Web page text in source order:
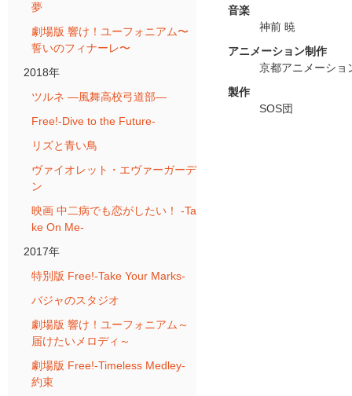
夢
劇場版 響け！ユーフォニアム〜
誓いのフィナーレ〜
2018年
ツルネ ―風舞高校弓道部―
Free!-Dive to the Future-
リズと青い鳥
ヴァイオレット・エヴァーガーデ
ン
映画 中二病でも恋がしたい！ -Ta
ke On Me-
2017年
特別版 Free!-Take Your Marks-
バジャのスタジオ
劇場版 響け！ユーフォニアム～
届けたいメロディ～
劇場版 Free!-Timeless Medley-
約束
音楽
神前 暁
アニメーション制作
京都アニメーショ
製作
SOS団